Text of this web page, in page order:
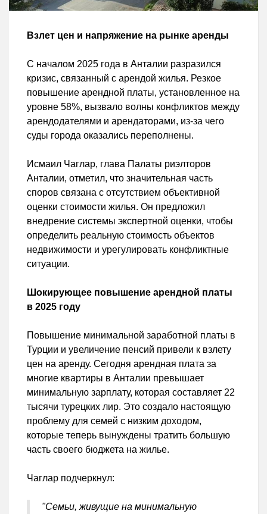
Взлет цен и напряжение на рынке аренды
С началом 2025 года в Анталии разразился
кризис, связанный с арендой жилья. Резкое
повышение арендной платы, установленное на
уровне 58%, вызвало волны конфликтов между
арендодателями и арендаторами, из-за чего
суды города оказались переполнены.
Исмаил Чаглар, глава Палаты риэлторов
Анталии, отметил, что значительная часть
споров связана с отсутствием объективной
оценки стоимости жилья. Он предложил
внедрение системы экспертной оценки, чтобы
определить реальную стоимость объектов
недвижимости и урегулировать конфликтные
ситуации.
Шокирующее повышение арендной платы
в 2025 году
Повышение минимальной заработной платы в
Турции и увеличение пенсий привели к взлету
цен на аренду. Сегодня арендная плата за
многие квартиры в Анталии превышает
минимальную зарплату, которая составляет 22
тысячи турецких лир. Это создало настоящую
проблему для семей с низким доходом,
которые теперь вынуждены тратить большую
часть своего бюджета на жилье.
Чаглар подчеркнул:
"Семьи, живущие на минимальную